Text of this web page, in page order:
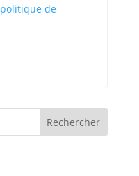
politique de
Rechercher